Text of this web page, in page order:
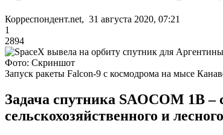
Корреспондент.net, 31 августа 2020, 07:21
1
2894
Фото: Скриншот
Запуск ракеты Falcon-9 с космодрома на мысе
Задача спутника SAOCOM 1B
сельскохозяйственного и